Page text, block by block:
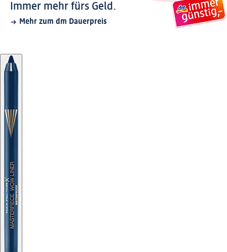
Immer mehr fürs Geld.
Mehr zum dm Dauerpreis